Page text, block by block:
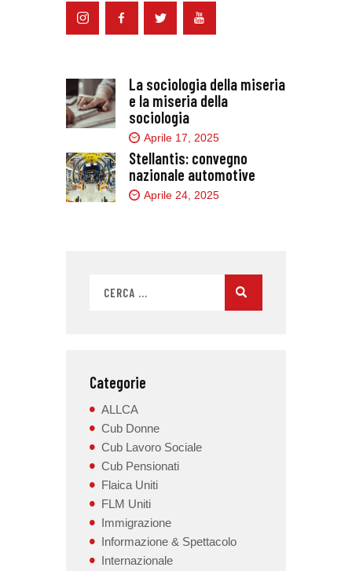
La sociologia della miseria
e la miseria della
sociologia
Aprile 17, 2025
Stellantis: convegno
nazionale automotive
Aprile 24, 2025
Categorie
ALLCA
Cub Donne
Cub Lavoro Sociale
Cub Pensionati
Flaica Uniti
FLM Uniti
Immigrazione
Informazione & Spettacolo
Internazionale